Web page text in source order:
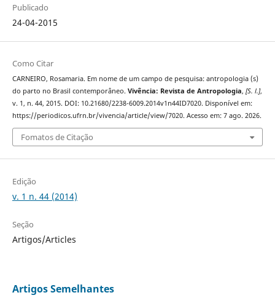
Publicado
24-04-2015
Como Citar
CARNEIRO, Rosamaria. Em nome de um campo de pesquisa: antropologia (s)
do parto no Brasil contemporâneo. Vivência: Revista de Antropologia, [S. l.],
v. 1, n. 44, 2015. DOI: 10.21680/2238-6009.2014v1n44ID7020. Disponível em:
https://periodicos.ufrn.br/vivencia/article/view/7020. Acesso em: 7 ago. 2026.
Fomatos de Citação
Edição
v. 1 n. 44 (2014)
Seção
Artigos/Articles
Artigos Semelhantes